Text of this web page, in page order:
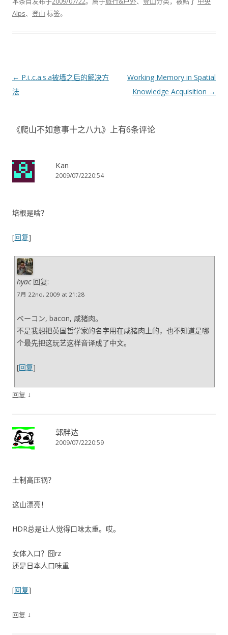
Alps、 登山 标签。
文章导航
← P.i..c.a.s.a被墙之后的解决方
法
Working Memory in Spatial
Knowledge Acquisition →
《爬山不如意事十之八九》上有6条评论
Kan
2009/07/2220:54
培根是啥？
[回复]
hyac回复:
7月 22nd, 2009 at 21:28
ベーコン, bacon, 咸猪肉。
不是我想把英国哲学家的名字用在咸猪肉上的，也不知道是哪
个最先把这玩艺这样音译成了中文。
[回复]
回复 ↓
郭胖达
2009/07/2220:59
土制高压锅？
这山漂亮！
HDR总是让人觉得口味太重。哎。
女体入口？囧rz
还是日本人口味重
[回复]
回复 ↓